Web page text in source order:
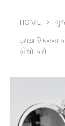
HOME
ડ્રાય
ફોલો કરો